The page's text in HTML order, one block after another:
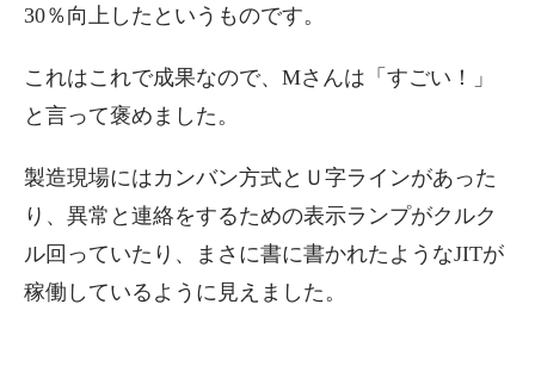
30％向上したというものです。
これはこれで成果なので、Mさんは「すごい！」
と言って褒めました。
製造現場にはカンバン方式とＵ字ラインがあった
り、異常と連絡をするための表示ランプがクルク
ル回っていたり、まさに書に書かれたようなJITが
稼働しているように見えました。